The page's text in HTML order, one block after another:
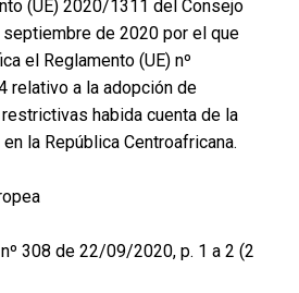
(UE) 2020/1311 del Consejo
de 2020 por el que
el Reglamento (UE) nº
relativo a la adopción de
habida cuenta de la
la República Centroafricana.
nº 308 de 22/09/2020, p. 1 a 2 (2